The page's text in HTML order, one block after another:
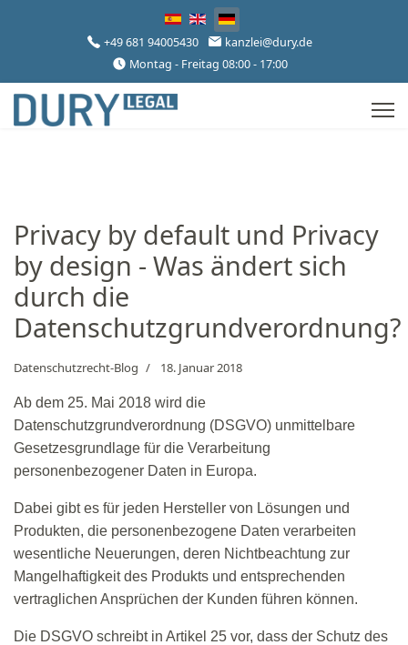
Sprache auswählen
+49 681 94005430
kanzlei@dury.de
Montag - Freitag 08:00 - 17:00
Privacy by default und Privacy
by design - Was ändert sich
durch die
Datenschutzgrundverordnung?
Datenschutzrecht-Blog 18. Januar 2018
Ab dem 25. Mai 2018 wird die
Datenschutzgrundverordnung (DSGVO) unmittelbare
Gesetzesgrundlage für die Verarbeitung
personenbezogener Daten in Europa.
Dabei gibt es für jeden Hersteller von Lösungen und
Produkten, die personenbezogene Daten verarbeiten
wesentliche Neuerungen, deren Nichtbeachtung zur
Mangelhaftigkeit des Produkts und entsprechenden
vertraglichen Ansprüchen der Kunden führen können.
Die DSGVO schreibt in Artikel 25 vor, dass der Schutz des